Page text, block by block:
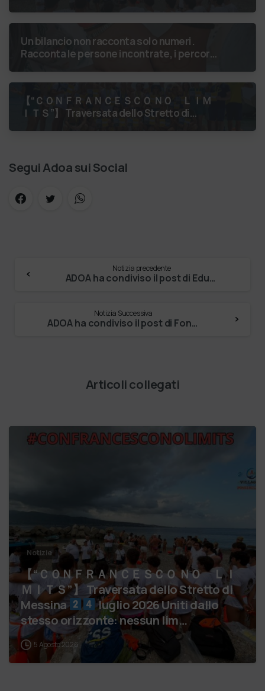
Un bilancio non racconta solo numeri.
Racconta le persone incontrate, i percorsi
【 “ＣＯＮＦＲＡＮＣＥＳＣＯ ＮＯ ＬＩＭ
ＩＴＳ”】 Traversata dello Stretto di
Segui Adoa sui Social
Notizia precedente
ADOA ha condiviso il post di Educatori, …
Notizia Successiva
ADOA ha condiviso il post di Fondazione Pia Opera …
Articoli collegati
Notizie
【 “ＣＯＮＦＲＡＮＣＥＳＣＯ ＮＯ ＬＩ
ＭＩＴＳ”】 Traversata dello Stretto di
Messina
luglio 2026 Uniti dallo
stesso orizzonte: nessun lim…
5 Agosto 2026